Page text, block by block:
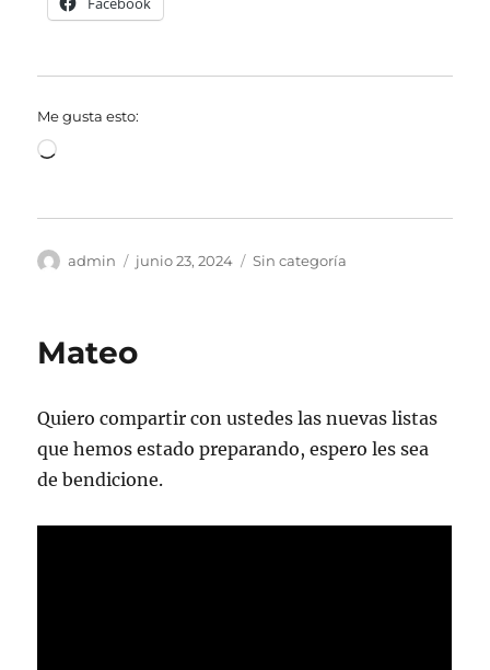
Me gusta esto:
Cargando...
Autor
admin
Publicado
junio 23, 2024 Categorías
Sin categoría
Mateo
Quiero compartir con ustedes las nuevas listas
que hemos estado preparando, espero les sea
de bendicione.